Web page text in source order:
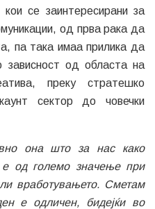
се заинтересирани за
од прва рака да
па така имаа прилика да
зависност од областа на
преку стратешко
сектор до човечки
она што за нас како
од големо значење при
вработувањето. Сметам
е одличен, бидејќи во